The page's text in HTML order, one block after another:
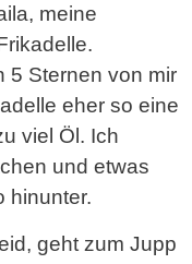
meine
5 Sternen von mir
eher so eine
viel Öl. Ich
und etwas
hinunter.
geht zum Jupp